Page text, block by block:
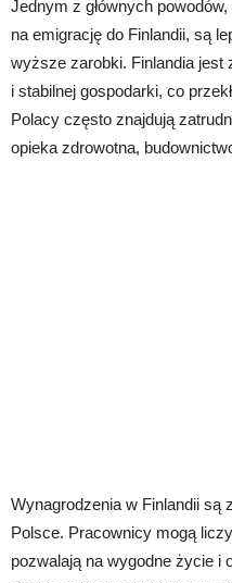
Jednym z głównych
na emigrację do Finlandii, są
wyższe zarobki. Finlandia
i stabilnej gospodarki, co
Polacy często znajdują
opieka zdrowotna,
Wynagrodzenia w Finlandii
Polsce. Pracownicy mogą
pozwalają na wygodne życie i